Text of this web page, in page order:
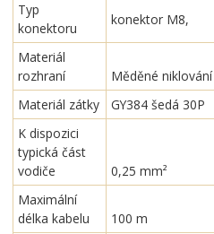
Typ
konektoru
konektor M8,
Materiál
rozhraní
Měděné niklování
Materiál zátky
GY384 šedá 30P
K dispozici
typická část
vodiče
0,25 mm²
Maximální
délka kabelu
100 m